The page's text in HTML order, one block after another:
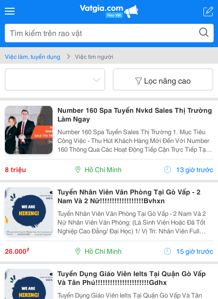
Việc làm, tuyển dụng Việc tìm người
Lọc nâng cao
Number 160 Spa Tuyển Nvkd Sales Thị Trường
Làm Ngay
Number 160 Spa Tuyển Sales Thị Trường 1. Mục Tiêu
Công Việc - Thu Hút Khách Hàng Mới Đến Với Number
160 Thông Qua Các Hoạt Động Tiếp Cận Trực Tiếp Tại
Khu Vực Xung Quanh Spa Và Các Địa Điểm Công
Cộng, Góp Phần Gia Tăng Lượng Khách Hàng Trải...
8 triệu Hồ Chí Minh 13 giờ trước
Tuyển Nhân Viên Văn Phòng Tại Gò Vấp - 2
Nam Và 2 Nữ!!!!!!!!!!!!!!!!!!Bvhxn
Tuyển Nhân Viên Văn Phòng Tại Gò Vấp - 2 Nam Và 2
Nữ Nhân Viên Văn Phòng: (Là Sinh Viên Hoặc Đã Tốt
Nghiệp Cao Đẳng/ Đại Học) 1/ Vị Trí: Nhân Viên Full
Time (2 Nam 2 Nữ) Ca Làm: 13:00 Đến 21:00 (1 Tháng
Được Nghỉ Phép 1 Ngày, Và Hưởng Các Ngày...
26.000₫ Hồ Chí Minh 15 giờ trước
Tuyển Dụng Giáo Viên Ielts Tại Quận Gò Vấp
Và Tân Phú!!!!!!!!!!!!!!!!!!!!!!Gdhx
Tuyển Dụng Giáo Viên Ielts Tại Quận Gò Vấp Và Tân